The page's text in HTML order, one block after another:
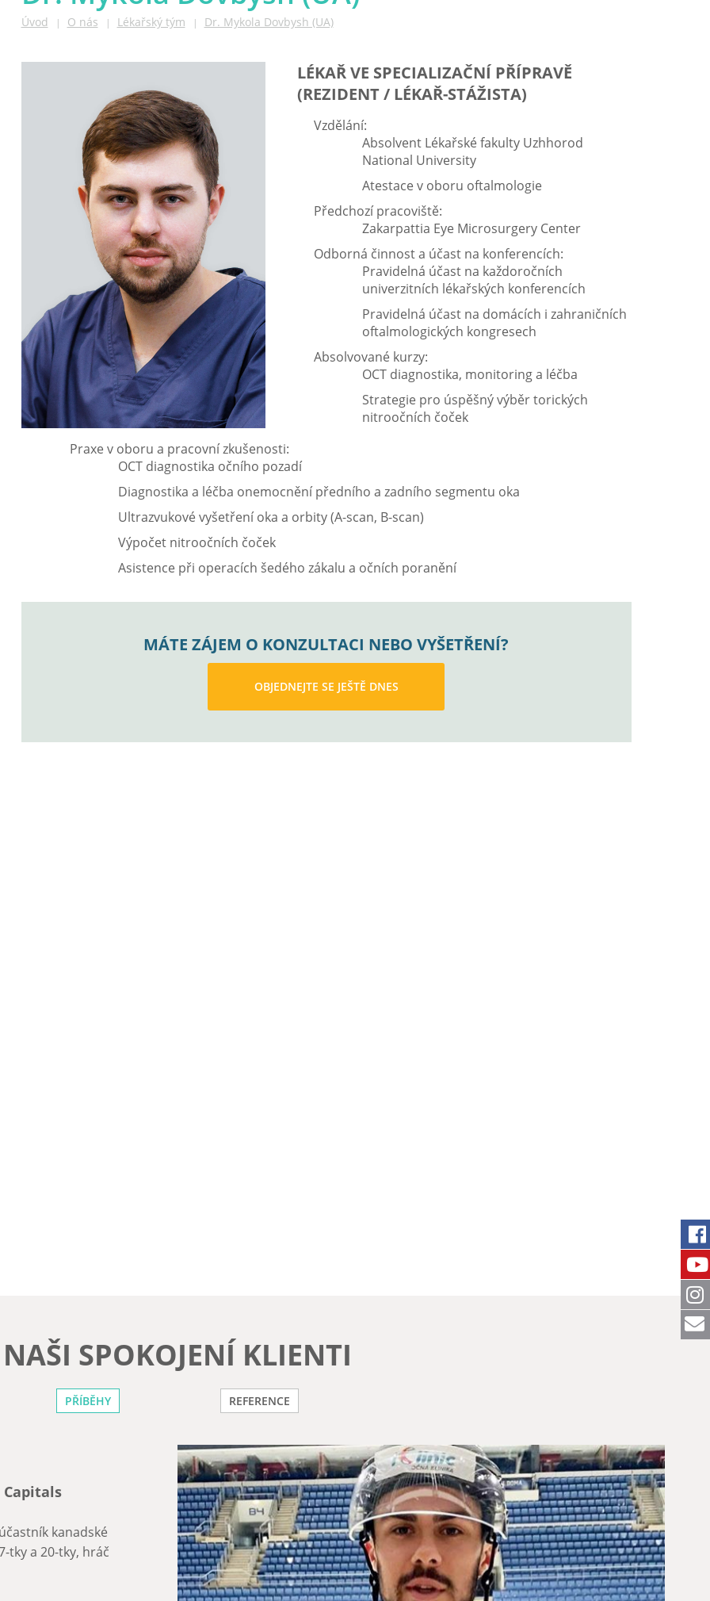
Úvod | O nás | Lékařský tým | Dr. Mykola Dovbysh (UA)
LÉKAŘ VE SPECIALIZAČNÍ PŘÍPRAVĚ
(REZIDENT / LÉKAŘ-STÁŽISTA)
Vzdělání:
Absolvent Lékařské fakulty Uzhhorod
National University
Atestace v oboru oftalmologie
Předchozí pracoviště:
Zakarpattia Eye Microsurgery Center
Odborná činnost a účast na konferencích:
Pravidelná účast na každoročních
univerzitních lékařských konferencích
Pravidelná účast na domácích i zahraničních
oftalmologických kongresech
Absolvované kurzy:
OCT diagnostika, monitoring a léčba
Strategie pro úspěšný výběr torických
nitroočních čoček
Praxe v oboru a pracovní zkušenosti:
OCT diagnostika očního pozadí
Diagnostika a léčba onemocnění předního a zadního segmentu oka
Ultrazvukové vyšetření oka a orbity (A-scan, B-scan)
Výpočet nitroočních čoček
Asistence při operacích šedého zákalu a očních poranění
MÁTE ZÁJEM O KONZULTACI NEBO VYŠETŘENÍ?
OBJEDNEJTE SE JEŠTĚ DNES
NAŠI SPOKOJENÍ KLIENTI
PŘÍBĚHY REFERENCE
kanadské
tky a 20-tky, hráč
finále Tipsport
proti našim
Po operaci hrám
týmu iClinic."